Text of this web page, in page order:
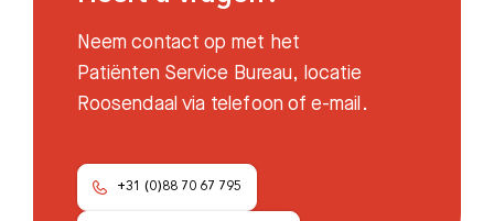
Bezoektijden
Afspraak maken
Afdelingen
Neem contact op met het
Patiënten Service Bureau, locatie
Roosendaal via telefoon of e-mail.
+31 (0)88 70 67 795